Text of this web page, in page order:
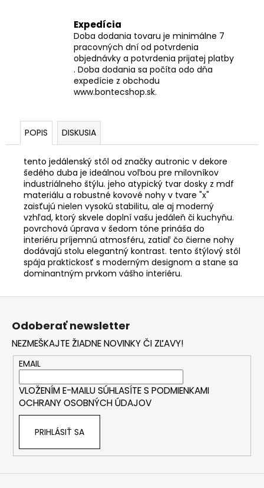
Expedícia
Doba dodania tovaru je minimálne 7
pracovných dní od potvrdenia
objednávky a potvrdenia prijatej platby
. Doba dodania sa počíta odo dňa
expedície z obchodu
www.bontecshop.sk.
POPIS DISKUSIA
tento jedálenský stôl od značky autronic v dekore
šedého duba je ideálnou voľbou pre milovníkov
industriálneho štýlu. jeho atypický tvar dosky z mdf
materiálu a robustné kovové nohy v tvare "x"
zaisťujú nielen vysokú stabilitu, ale aj moderný
vzhľad, ktorý skvele doplní vašu jedáleň či kuchyňu.
povrchová úprava v šedom tóne prináša do
interiéru príjemnú atmosféru, zatiaľ čo čierne nohy
dodávajú stolu elegantný kontrast. tento štýlový stôl
spája praktickosť s moderným designom a stane sa
dominantným prvkom vášho interiéru.
Z
Odoberať newsletter
NEZMEŠKAJTE ŽIADNE NOVINKY ČI ZĽAVY!
EMAIL
VLOŽENÍM E-MAILU SÚHLASÍTE S PODMIENKAMI
OCHRANY OSOBNÝCH ÚDAJOV
PRIHLÁSIŤ SA